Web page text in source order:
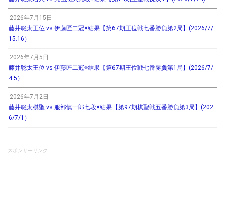
2026年7月15日
藤井聡太王位 vs 伊藤匠二冠※結果【第67期王位戦七番勝負第2局】(2026/7/
15.16）
2026年7月5日
藤井聡太王位 vs 伊藤匠二冠※結果【第67期王位戦七番勝負第1局】(2026/7/
4.5）
2026年7月2日
藤井聡太棋聖 vs 服部慎一郎七段※結果【第97期棋聖戦五番勝負第3局】(202
6/7/1）
スポンサーリンク